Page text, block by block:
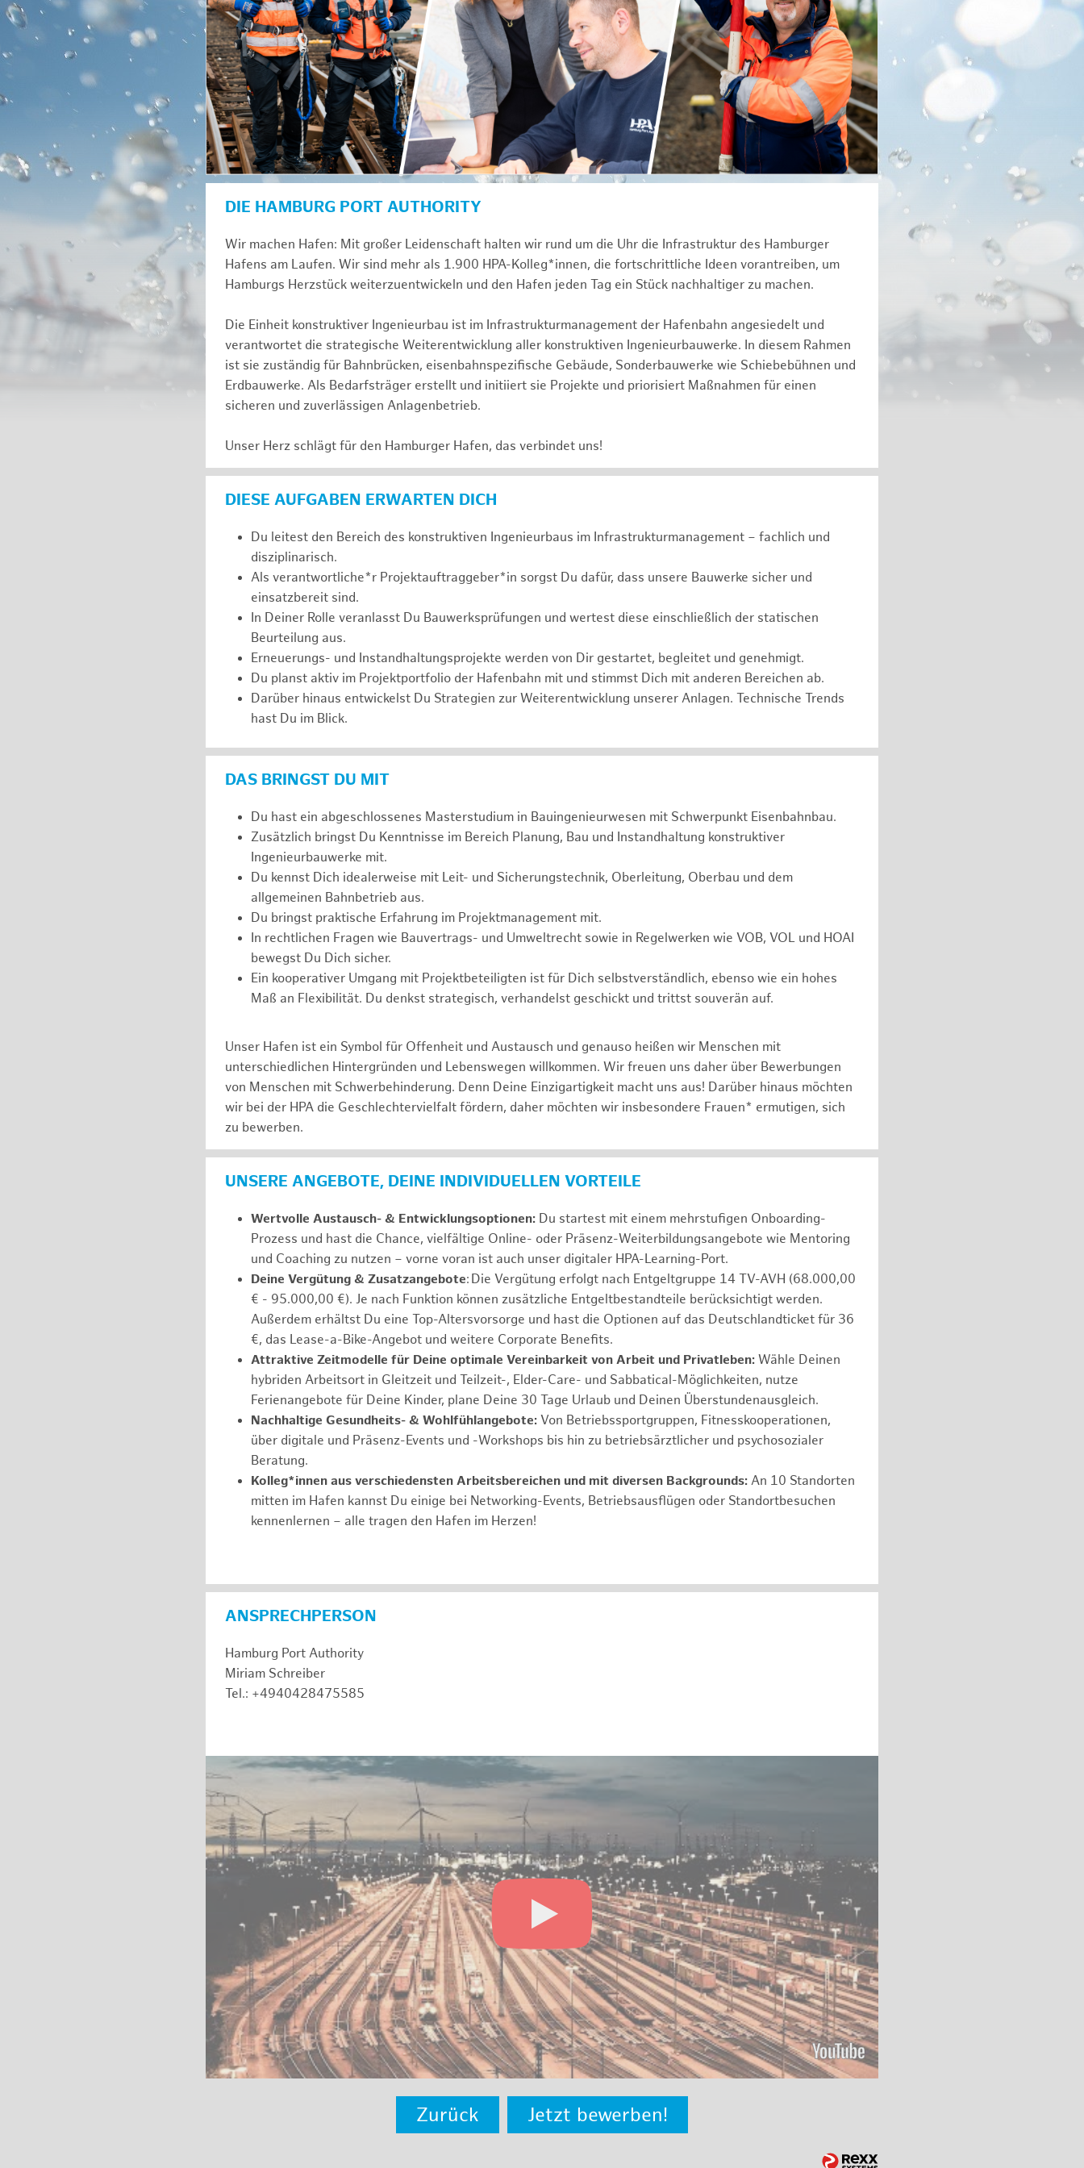
DIE HAMBURG PORT AUTHORITY
Wir machen Hafen: Mit großer Leidenschaft halten wir rund um die Uhr die Infrastruktur des Hamburger
Hafens am Laufen. Wir sind mehr als 1.900 HPA-Kolleg*innen, die fortschrittliche Ideen vorantreiben, um
Hamburgs Herzstück weiterzuentwickeln und den Hafen jeden Tag ein Stück nachhaltiger zu machen.
Die Einheit konstruktiver Ingenieurbau ist im Infrastrukturmanagement der Hafenbahn angesiedelt und
verantwortet die strategische Weiterentwicklung aller konstruktiven Ingenieurbauwerke. In diesem Rahmen
ist sie zuständig für Bahnbrücken, eisenbahnspezifische Gebäude, Sonderbauwerke wie Schiebebühnen und
Erdbauwerke. Als Bedarfsträger erstellt und initiiert sie Projekte und priorisiert Maßnahmen für einen
sicheren und zuverlässigen Anlagenbetrieb.
Unser Herz schlägt für den Hamburger Hafen, das verbindet uns!
DIESE AUFGABEN ERWARTEN DICH
Du leitest den Bereich des konstruktiven Ingenieurbaus im Infrastrukturmanagement – fachlich und
disziplinarisch.
Als verantwortliche*r Projektauftraggeber*in sorgst Du dafür, dass unsere Bauwerke sicher und
einsatzbereit sind.
In Deiner Rolle veranlasst Du Bauwerksprüfungen und wertest diese einschließlich der statischen
Beurteilung aus.
Erneuerungs- und Instandhaltungsprojekte werden von Dir gestartet, begleitet und genehmigt.
Du planst aktiv im Projektportfolio der Hafenbahn mit und stimmst Dich mit anderen Bereichen ab.
Darüber hinaus entwickelst Du Strategien zur Weiterentwicklung unserer Anlagen. Technische Trends
hast Du im Blick.
DAS BRINGST DU MIT
Du hast ein abgeschlossenes Masterstudium in Bauingenieurwesen mit Schwerpunkt Eisenbahnbau.
Zusätzlich bringst Du Kenntnisse im Bereich Planung, Bau und Instandhaltung konstruktiver
Ingenieurbauwerke mit.
Du kennst Dich idealerweise mit Leit- und Sicherungstechnik, Oberleitung, Oberbau und dem
allgemeinen Bahnbetrieb aus.
Du bringst praktische Erfahrung im Projektmanagement mit.
In rechtlichen Fragen wie Bauvertrags- und Umweltrecht sowie in Regelwerken wie VOB, VOL und HOAI
bewegst Du Dich sicher.
Ein kooperativer Umgang mit Projektbeteiligten ist für Dich selbstverständlich, ebenso wie ein hohes
Maß an Flexibilität. Du denkst strategisch, verhandelst geschickt und trittst souverän auf.
Unser Hafen ist ein Symbol für Offenheit und Austausch und genauso heißen wir Menschen mit
unterschiedlichen Hintergründen und Lebenswegen willkommen. Wir freuen uns daher über Bewerbungen
von Menschen mit Schwerbehinderung. Denn Deine Einzigartigkeit macht uns aus! Darüber hinaus möchten
wir bei der HPA die Geschlechtervielfalt fördern, daher möchten wir insbesondere Frauen* ermutigen, sich
zu bewerben.
UNSERE ANGEBOTE, DEINE INDIVIDUELLEN VORTEILE
Wertvolle Austausch- & Entwicklungsoptionen: Du startest mit einem mehrstufigen Onboarding-
Prozess und hast die Chance, vielfältige Online- oder Präsenz-Weiterbildungsangebote wie Mentoring
und Coaching zu nutzen – vorne voran ist auch unser digitaler HPA-Learning-Port.
Deine Vergütung & Zusatzangebote: Die Vergütung erfolgt nach Entgeltgruppe 14 TV-AVH (68.000,00
€ - 95.000,00 €). Je nach Funktion können zusätzliche Entgeltbestandteile berücksichtigt werden.
Außerdem erhältst Du eine Top-Altersvorsorge und hast die Optionen auf das Deutschlandticket für 36
€, das Lease-a-Bike-Angebot und weitere Corporate Benefits.
Attraktive Zeitmodelle für Deine optimale Vereinbarkeit von Arbeit und Privatleben: Wähle Deinen
hybriden Arbeitsort in Gleitzeit und Teilzeit-, Elder-Care- und Sabbatical-Möglichkeiten, nutze
Ferienangebote für Deine Kinder, plane Deine 30 Tage Urlaub und Deinen Überstundenausgleich.
Nachhaltige Gesundheits- & Wohlfühlangebote: Von Betriebssportgruppen, Fitnesskooperationen,
über digitale und Präsenz-Events und -Workshops bis hin zu betriebsärztlicher und psychosozialer
Beratung.
Kolleg*innen aus verschiedensten Arbeitsbereichen und mit diversen Backgrounds: An 10 Standorten
mitten im Hafen kannst Du einige bei Networking-Events, Betriebsausflügen oder Standortbesuchen
kennenlernen – alle tragen den Hafen im Herzen!
ANSPRECHPERSON
Hamburg Port Authority
Miriam Schreiber
Tel.: +4940428475585
Zurück Jetzt bewerben!